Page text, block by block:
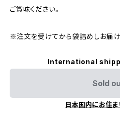
ご賞味ください。
※注文を受けてから袋詰めしお届け
International
Sold
日本国内にお住